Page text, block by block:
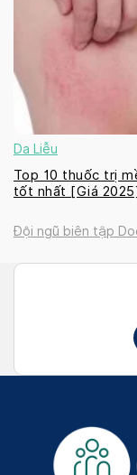
Da Liễu
Top 10 thuốc trị
tốt nhất [Giá
Đội ngũ biên tập